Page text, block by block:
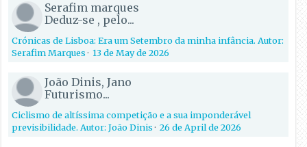
Serafim marques
Deduz-se , pelo...
Crónicas de Lisboa: Era um Setembro da minha infância. Autor:
Serafim Marques·13 de May de 2026
João Dinis, Jano
Futurismo...
Ciclismo de altíssima competição e a sua imponderável
previsibilidade. Autor: João Dinis·26 de April de 2026